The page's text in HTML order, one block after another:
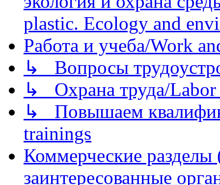
plastic. Ecology and
Работа и учеба/Work
↳ Вопросы
↳ Охрана труда/Labor
↳ Повышаем
trainings
Коммерческие
заинтересованные